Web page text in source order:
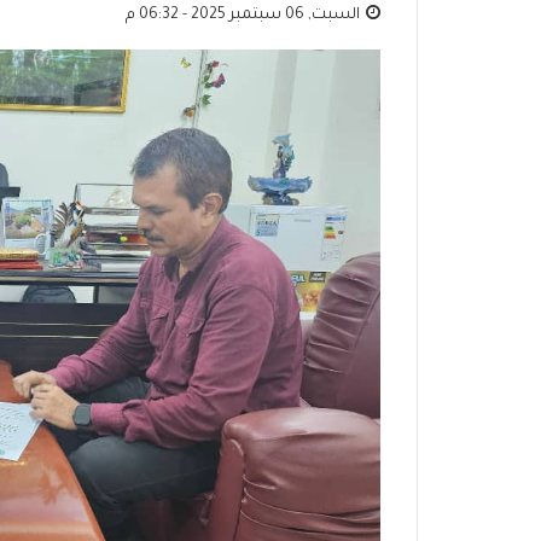
السبت, 06 سبتمبر 2025 - 06:32 م